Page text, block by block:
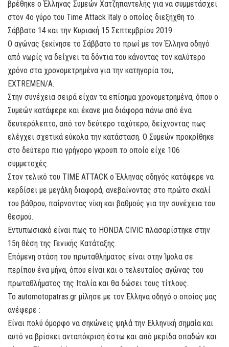
βρέθηκε ο Έλληνας Συμεών Χατζηπαντελής για να συμμετάσχει
στον 4ο γύρο του Time Attack Italy ο οποίος διεξήχθη το
Σάββατο 14 και την Κυριακή 15 Σεπτεμβρίου 2019.
Ο αγώνας ξεκίνησε το Σάββατο το πρωί με τον Έλληνα οδηγό
από νωρίς να δείχνει τα δόντια του κάνοντας τον καλύτερο
χρόνο στα χρονομετρημένα για την κατηγορία του,
EXTREMEN/A.
Στην συνέχεια σειρά είχαν τα επίσημα χρονομετρημένα, όπου ο
Συμεών κατάφερε και έκανε μια διάφορα πάνω από ένα
δευτερόλεπτο, από τον δεύτερο ταχύτερο, δείχνοντας πως
ελέγχει σχετικά εύκολα την κατάσταση. Ο Συμεών προκρίθηκε
στο δεύτερο πιο γρήγορο γκρουπ το οποίο είχε 106
συμμετοχές.
Στον τελικό του TIME ATTACK ο Έλληνας οδηγός κατάφερε να
κερδίσει με μεγάλη διαφορά, ανεβαίνοντας στο πρώτο σκαλί
του βάθρου, παίρνοντας νίκη και βαθμούς για την συνέχεια του
θεσμού.
Εντυπωσιακό είναι πως το HONDA CIVIC πλασαρίστηκε στην
15η θέση της Γενικής Κατάταξης.
Επόμενη στάση του πρωταθλήματος είναι στην Ίμολα σε
περίπου ένα μήνα, όπου είναι και ο τελευταίος αγώνας του
πρωταθλήματος της Ιταλία και θα δώσει τους τίτλους.
Το automotopatras.gr μίλησε με τον Έλληνα οδηγό ο οποίος μας
ανέφερε :
Είναι πολύ όμορφο να σηκώνεις ψηλά την Ελληνική σημαία και
αυτό να βρίσκει ανταπόκριση έστω και από μερίδα οπαδών και